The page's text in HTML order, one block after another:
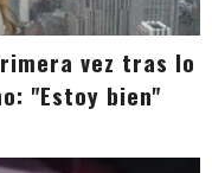
vez tras lo
"Estoy bien"